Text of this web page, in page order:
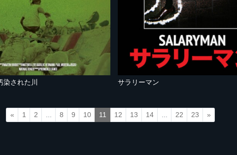
された川 サラリーマン
« 1 2 8 9 10 11 12 13 14 22 23 »